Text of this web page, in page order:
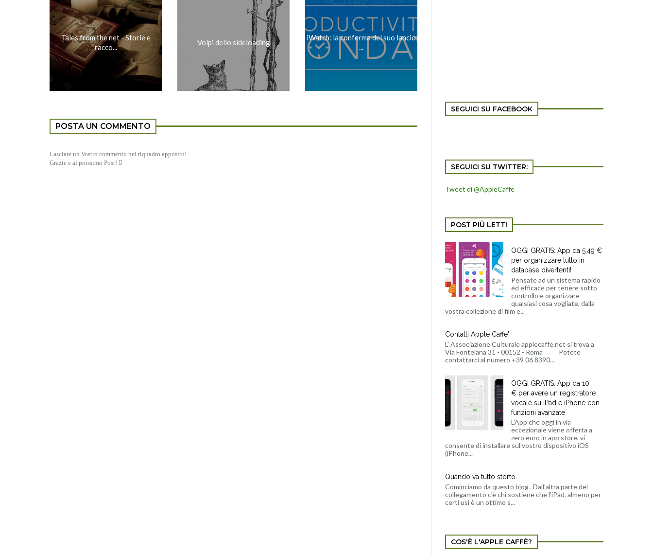
Tales from the net - Storie e
racco...
Volpi dello sideloading
iWatch: la conferma del suo lancio
...
POSTA UN COMMENTO
Lasciate un Vostro commento nel riquadro apposito!
Grazie e al prossimo Post! 
SEGUICI SU FACEBOOK
SEGUICI SU TWITTER:
Tweet di @AppleCaffe
POST PIÙ LETTI
OGGI GRATIS: App da 5,49 €
per organizzare tutto in
database divertenti!
Pensate ad un sistema rapido
ed efficace per tenere sotto
controllo e organizzare
qualsiasi cosa vogliate, dalla
vostra collezione di film e...
Contatti Apple Caffe'
L' Associazione Culturale applecaffe.net si trova a
Via Fonteiana 31 - 00152 - Roma Potete
contattarci al numero +39 06 8390...
OGGI GRATIS: App da 10
€ per avere un registratore
vocale su iPad e iPhone con
funzioni avanzate
L'App che oggi in via
eccezionale viene offerta a
zero euro in app store, vi
consente di installare sul vostro dispositivo iOS
(iPhone...
Quando va tutto storto.
Cominciamo da questo blog . Dall'altra parte del
collegamento c'è chi sostiene che l'iPad, almeno per
certi usi è un ottimo s...
COS'È L'APPLE CAFFÈ?